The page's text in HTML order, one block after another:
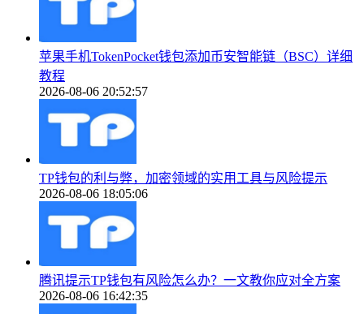
苹果手机TokenPocket钱包添加币安智能链（BSC）详细
教程
2026-08-06 20:52:57
TP钱包的利与弊，加密领域的实用工具与风险提示
2026-08-06 18:05:06
腾讯提示TP钱包有风险怎么办？一文教你应对全方案
2026-08-06 16:42:35